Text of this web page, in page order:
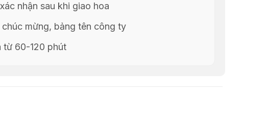
nhận sau khi giao hoa
mừng, bảng tên công ty
từ 60-120 phút